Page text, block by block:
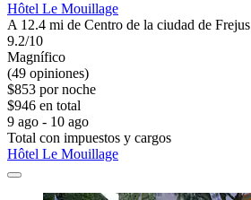
Hôtel Le Mouillage
A 12.4 mi de Centro de la ciudad de Frejus
9.2/10
Magnífico
(49 opiniones)
$853 por noche
$946 en total
9 ago - 10 ago
Total con impuestos y cargos
Hôtel Le Mouillage